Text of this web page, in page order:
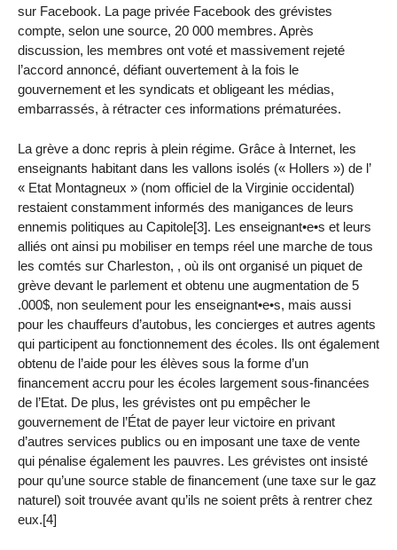
sur Facebook. La page privée Facebook des grévistes
compte, selon une source, 20 000 membres. Après
discussion, les membres ont voté et massivement rejeté
l’accord annoncé, défiant ouvertement à la fois le
gouvernement et les syndicats et obligeant les médias,
embarrassés, à rétracter ces informations prématurées.
La grève a donc repris à plein régime. Grâce à Internet, les
enseignants habitant dans les vallons isolés (« Hollers ») de l’
« Etat Montagneux » (nom officiel de la Virginie occidental)
restaient constamment informés des manigances de leurs
ennemis politiques au Capitole[3]. Les enseignant•e•s et leurs
alliés ont ainsi pu mobiliser en temps réel une marche de tous
les comtés sur Charleston, , où ils ont organisé un piquet de
grève devant le parlement et obtenu une augmentation de 5
.000$, non seulement pour les enseignant•e•s, mais aussi
pour les chauffeurs d’autobus, les concierges et autres agents
qui participent au fonctionnement des écoles. Ils ont également
obtenu de l’aide pour les élèves sous la forme d’un
financement accru pour les écoles largement sous-financées
de l’Etat. De plus, les grévistes ont pu empêcher le
gouvernement de l’État de payer leur victoire en privant
d’autres services publics ou en imposant une taxe de vente
qui pénalise également les pauvres. Les grévistes ont insisté
pour qu’une source stable de financement (une taxe sur le gaz
naturel) soit trouvée avant qu’ils ne soient prêts à rentrer chez
eux.[4]